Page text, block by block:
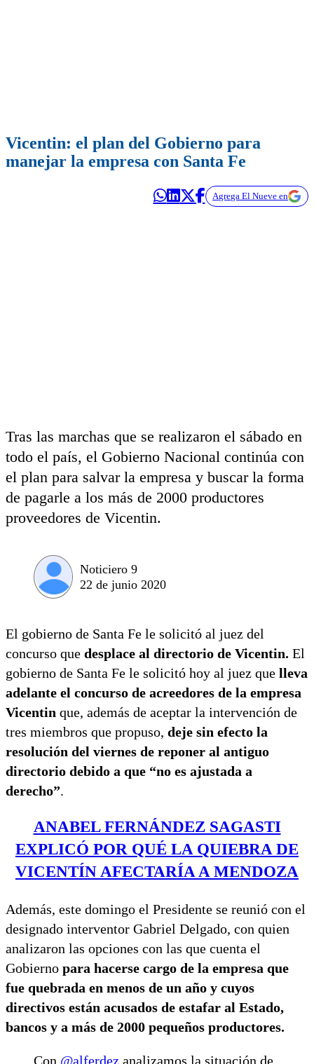
Vicentin: el plan del Gobierno para
manejar la empresa con Santa Fe
Agrega El Nueve en
Tras las marchas que se realizaron el sábado en
todo el país, el Gobierno Nacional continúa con
el plan para salvar la empresa y buscar la forma
de pagarle a los más de 2000 productores
proveedores de Vicentin.
Noticiero 9
22 de junio 2020
El gobierno de Santa Fe le solicitó al juez del
concurso que desplace al directorio de Vicentin. El
gobierno de Santa Fe le solicitó hoy al juez que lleva
adelante el concurso de acreedores de la empresa
Vicentin que, además de aceptar la intervención de
tres miembros que propuso, deje sin efecto la
resolución del viernes de reponer al antiguo
directorio debido a que “no es ajustada a
derecho”.
ANABEL FERNÁNDEZ SAGASTI
EXPLICÓ POR QUÉ LA QUIEBRA DE
VICENTÍN AFECTARÍA A MENDOZA
Además, este domingo el Presidente se reunió con el
designado interventor Gabriel Delgado, con quien
analizaron las opciones con las que cuenta el
Gobierno para hacerse cargo de la empresa que
fue quebrada en menos de un año y cuyos
directivos están acusados de estafar al Estado,
bancos y a más de 2000 pequeños productores.
Con @alferdez analizamos la situación de